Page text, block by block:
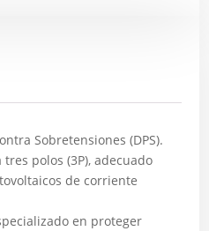
Sobretensiones (DPS).
polos (3P), adecuado
de corriente
en proteger